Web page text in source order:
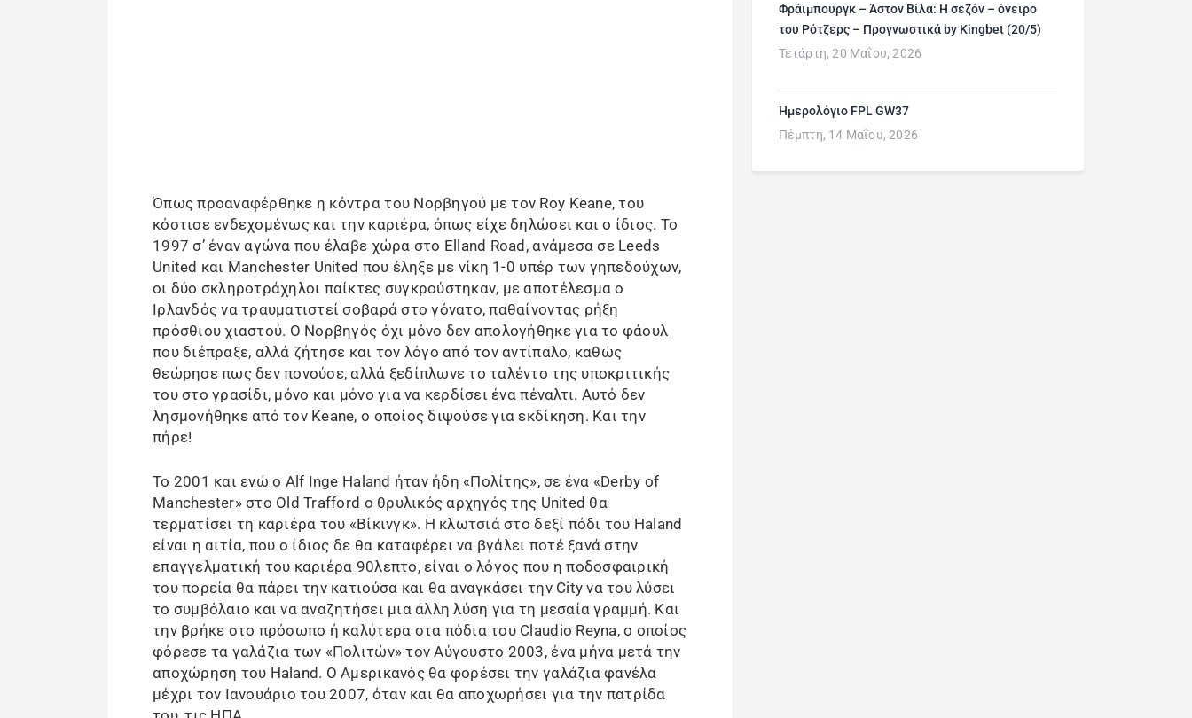
Όπως προαναφέρθηκε η κόντρα του Νορβηγού με τον Roy Keane, του
κόστισε ενδεχομένως και την καριέρα, όπως είχε δηλώσει και ο ίδιος. Το
1997 σ’ έναν αγώνα που έλαβε χώρα στο Elland Road, ανάμεσα σε Leeds
United και Manchester United που έληξε με νίκη 1-0 υπέρ των γηπεδούχων,
οι δύο σκληροτράχηλοι παίκτες συγκρούστηκαν, με αποτέλεσμα ο
Ιρλανδός να τραυματιστεί σοβαρά στο γόνατο, παθαίνοντας ρήξη
πρόσθιου χιαστού. Ο Νορβηγός όχι μόνο δεν απολογήθηκε για το φάουλ
που διέπραξε, αλλά ζήτησε και τον λόγο από τον αντίπαλο, καθώς
θεώρησε πως δεν πονούσε, αλλά ξεδίπλωνε το ταλέντο της υποκριτικής
του στο γρασίδι, μόνο και μόνο για να κερδίσει ένα πέναλτι. Αυτό δεν
λησμονήθηκε από τον Keane, ο οποίος διψούσε για εκδίκηση. Και την
πήρε!
Το 2001 και ενώ ο Alf Inge Haland ήταν ήδη «Πολίτης», σε ένα «Derby of
Manchester» στο Old Trafford ο θρυλικός αρχηγός της United θα
τερματίσει τη καριέρα του «Βίκινγκ». Η κλωτσιά στο δεξί πόδι του Haland
είναι η αιτία, που ο ίδιος δε θα καταφέρει να βγάλει ποτέ ξανά στην
επαγγελματική του καριέρα 90λεπτο, είναι ο λόγος που η ποδοσφαιρική
του πορεία θα πάρει την κατιούσα και θα αναγκάσει την City να του λύσει
το συμβόλαιο και να αναζητήσει μια άλλη λύση για τη μεσαία γραμμή. Και
την βρήκε στο πρόσωπο ή καλύτερα στα πόδια του Claudio Reyna, o οποίος
φόρεσε τα γαλάζια των «Πολιτών» τον Αύγουστο 2003, ένα μήνα μετά την
αποχώρηση του Haland. Ο Αμερικανός θα φορέσει την γαλάζια φανέλα
μέχρι τον Ιανουάριο του 2007, όταν και θα αποχωρήσει για την πατρίδα
Φράιμπουργκ – Άστον Βίλα: Η σεζόν – όνειρο
του Ρότζερς – Προγνωστικά by Kingbet (20/5)
Τετάρτη, 20 Μαΐου, 2026
Ημερολόγιο FPL GW37
Πέμπτη, 14 Μαΐου, 2026